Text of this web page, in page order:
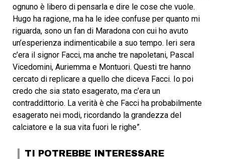
ognuno è libero di pensarla e dire le cose che vuole.
Hugo ha ragione, ma ha le idee confuse per quanto mi
riguarda, sono un fan di Maradona con cui ho avuto
un’esperienza indimenticabile a suo tempo. Ieri sera
c’era il signor Facci, ma anche tre napoletani, Pascal
Vicedomini, Auriemma e Montuori. Questi tre hanno
cercato di replicare a quello che diceva Facci. Io poi
credo che sia stato esagerato, ma c’era un
contraddittorio. La verità è che Facci ha probabilmente
esagerato nei modi, ricordando la grandezza del
calciatore e la sua vita fuori le righe”.
TI POTREBBE INTERESSARE